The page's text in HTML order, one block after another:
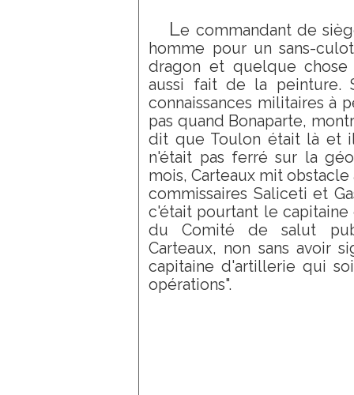
Le commandant de
homme pour un sans-
dragon et quelque
aussi fait de la peinture.
connaissances militaires à
pas quand Bonaparte,
dit que Toulon était là et
n'était pas ferré sur la
mois, Carteaux mit
commissaires Saliceti et
c'était pourtant le capitaine
du Comité de salut
Carteaux, non sans avoir
capitaine d'artillerie qui
opérations".